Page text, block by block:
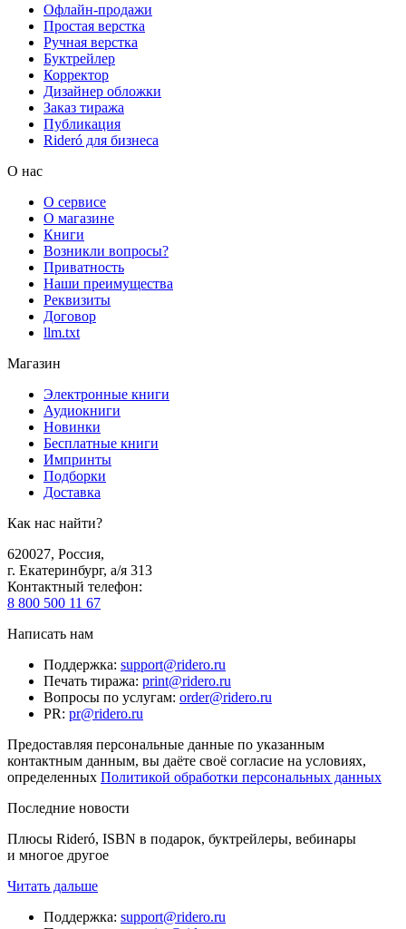
Офлайн-продажи
Простая верстка
Ручная верстка
Буктрейлер
Корректор
Дизайнер обложки
Заказ тиража
Публикация
Rideró для бизнеса
О нас
О сервисе
О магазине
Книги
Возникли вопросы?
Приватность
Наши преимущества
Реквизиты
Договор
llm.txt
Магазин
Электронные книги
Аудиокниги
Новинки
Бесплатные книги
Импринты
Подборки
Доставка
Как нас найти?
620027, Россия,
г. Екатеринбург, а/я 313
Контактный телефон:
8 800 500 11 67
Написать нам
Поддержка: support@ridero.ru
Печать тиража: print@ridero.ru
Вопросы по услугам: order@ridero.ru
PR: pr@ridero.ru
Предоставляя персональные данные по указанным
контактным данным, вы даёте своё согласие на условиях,
определенных Политикой обработки персональных данных
Последние новости
Плюсы Rideró, ISBN в подарок, буктрейлеры, вебинары
и многое другое
Читать дальше
Поддержка: support@ridero.ru